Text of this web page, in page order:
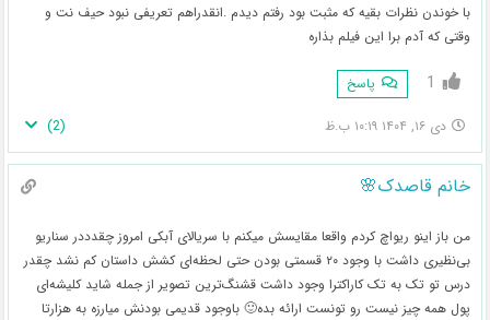
با خوندن نظرات بقیه که مثبت بود رفتم دیدم .انقدراهم تعریفی نبود حیف نت و
وقتی که آدم برا این فیلم بذاره
1 پاسخ
دی ۱۶, ۱۴۰۴ ۱۰:۱۹ ب.ظ (
2
)
خانم قاصدک🌸
من باز اینو ریواچ کردم واقعا مقایسش میکنم با سریالای آبکی امروز چقدددر سناریو
بی‌نظیری داشت با وجود ۲۰ قسمتی بودن حتی لحظه‌ای کشش داستان کم نشد چقدر
درس تو تک به تک کاراکترا وجود داشت قشنگ‌ترین تصویر از جمله شاید کلیشه‌ای
پول همه چیز نیست رو تونست ارائه بده🙂 باوجود قدیمی بودنش میارزه به هزارتا